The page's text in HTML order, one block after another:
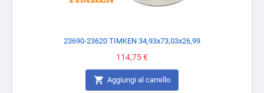
23690-23620 TIMKEN 34,93x73,03x26,99
Prezzo
114,75 €
 Aggiungi al carrello